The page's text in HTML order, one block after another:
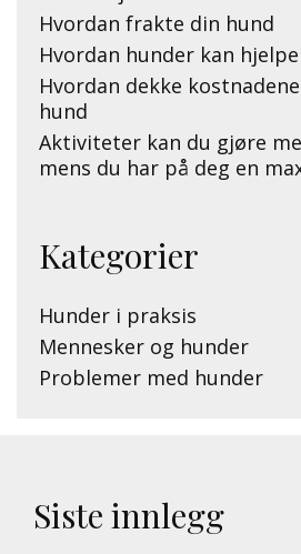
Hvordan frakte din hund
Hvordan hunder kan
Hvordan dekke
hund
Aktiviteter kan du gjøre
mens du har på deg en
Kategorier
Hunder i praksis
Mennesker og hunder
Problemer med hunder
Siste innlegg